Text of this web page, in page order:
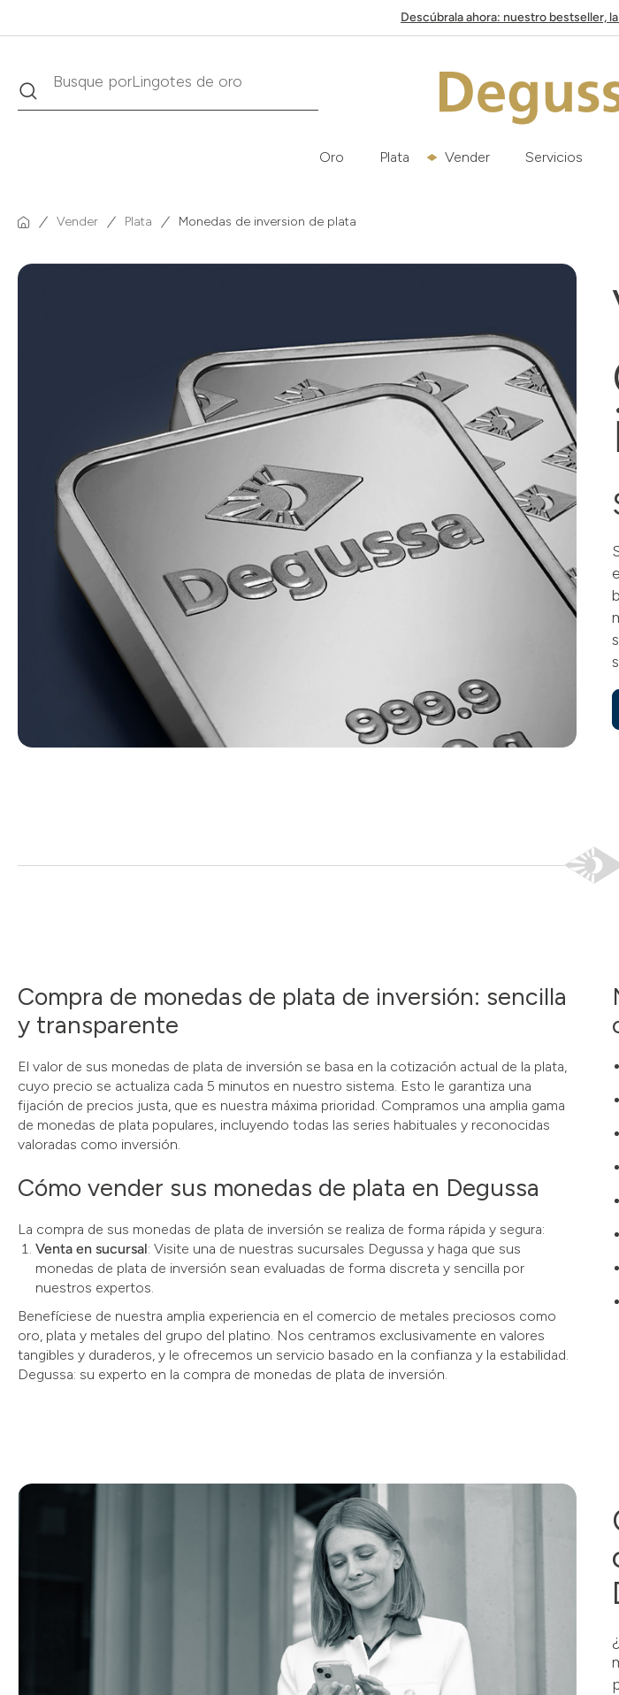
Descúbrala ahora: nuestro bestseller,
BuscarBusque porKrugerrand
Oro Plata Vender Servicios
Vender Plata Monedas de inversion de plata
Compra de monedas de plata de inversión: sencilla
y transparente
El valor de sus monedas de plata de inversión se basa en la cotización actual de la plata,
cuyo precio se actualiza cada 5 minutos en nuestro sistema. Esto le garantiza una
fijación de precios justa, que es nuestra máxima prioridad. Compramos una amplia gama
de monedas de plata populares, incluyendo todas las series habituales y reconocidas
valoradas como inversión.
Cómo vender sus monedas de plata en Degussa
La compra de sus monedas de plata de inversión se realiza de forma rápida y segura:
Venta en sucursal: Visite una de nuestras sucursales Degussa y haga que sus
monedas de plata de inversión sean evaluadas de forma discreta y sencilla por
nuestros expertos.
Benefíciese de nuestra amplia experiencia en el comercio de metales preciosos como
oro, plata y metales del grupo del platino. Nos centramos exclusivamente en valores
tangibles y duraderos, y le ofrecemos un servicio basado en la confianza y la estabilidad.
Degussa: su experto en la compra de monedas de plata de inversión.